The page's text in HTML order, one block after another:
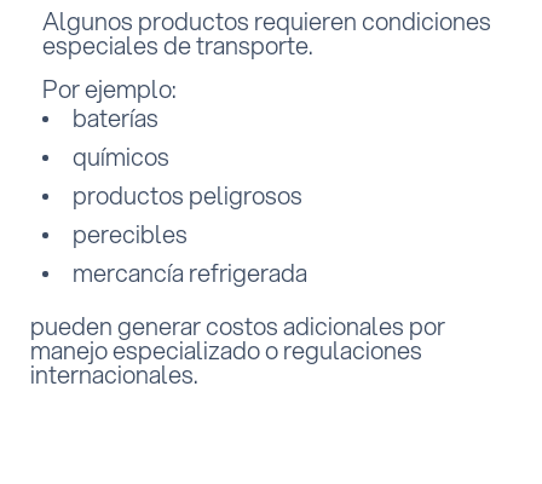
Algunos productos requieren condiciones
especiales de transporte.
Por ejemplo:
baterías
químicos
productos peligrosos
perecibles
mercancía refrigerada
pueden generar costos adicionales por
manejo especializado o regulaciones
internacionales.